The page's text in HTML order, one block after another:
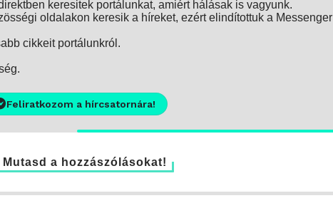
keresitek portálunkat, amiért hálásak is vagyunk.
oldalakon keresik a híreket, ezért elindítottuk a Messenger
cikkeit portálunkról.
Feliratkozom a hírcsatornára!
Mutasd a hozzászólásokat!